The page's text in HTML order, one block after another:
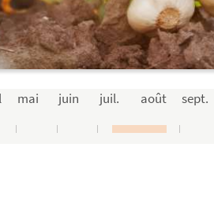
mai juin juil. août sept.